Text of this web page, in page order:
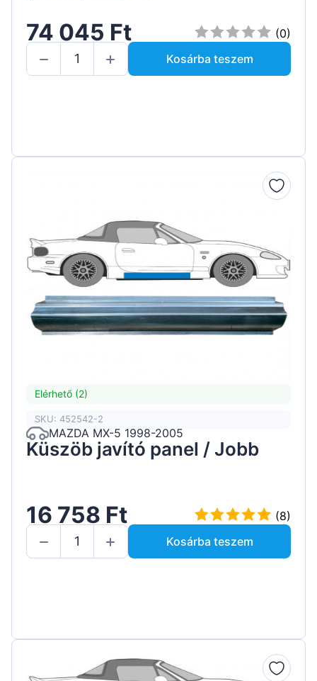
74 045 Ft
(0)
Kosárba teszem
Elérhető (2)
SKU: 452542-2
MAZDA MX-5 1998-2005
Küszöb javító panel / Jobb
16 758 Ft
(8)
Kosárba teszem